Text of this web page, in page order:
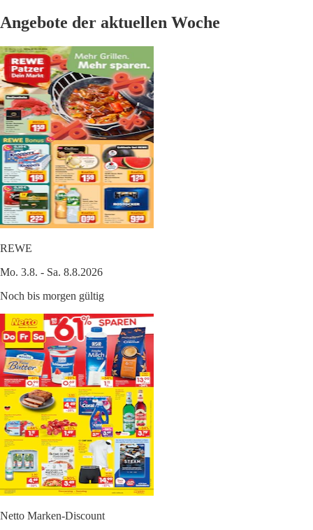
Angebote der aktuellen Woche
REWE
Mo. 3.8. - Sa. 8.8.2026
Noch bis morgen gültig
Netto Marken-Discount